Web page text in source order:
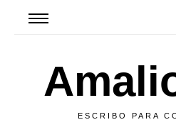
ESCRIBO PARA